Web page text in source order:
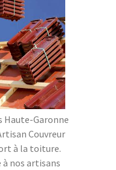
Haute-Garonne
Couvreur
à la toiture.
à nos artisans